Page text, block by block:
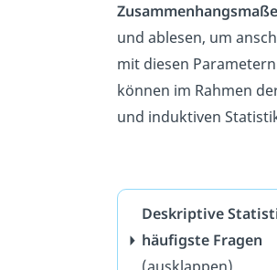
Zusammenhangsmaße
und ablesen, um
mit diesen
können im Rahmen
und induktiven
Deskriptive
häufigste Fragen